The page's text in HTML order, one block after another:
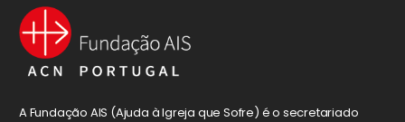
A Fundação AIS (Ajuda à Igreja que Sofre) é o secretariado